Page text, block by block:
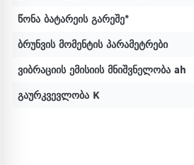
წონა ბატარეის გარეშე*
ბრუნვის მომენტის პარამეტრები
ვიბრაციის ემისიის მნიშვნელობა ah
გაურკვევლობა K